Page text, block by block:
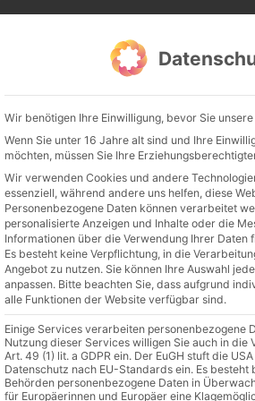
ALTE MESSE GLAUBE KULTUR
Katholizismus Franziskus 50 Jahre
Wir benötigen Ihre Einwilligung, bevor Sie
Wenn Sie unter 16 Jahre alt sind und Ihre
möchten, müssen Sie Ihre
Wir verwenden Cookies und andere
essenziell, während andere uns helfen, diese
Personenbezogene Daten können verarbeitet
personalisierte Anzeigen und Inhalte oder die
Informationen über die Verwendung Ihrer Daten
Es besteht keine Verpflichtung, in die
Angebot zu nutzen. Sie können Ihre Auswahl
anpassen. Bitte beachten Sie, dass aufgrund
alle Funktionen der Website verfügbar sind.
Einige Services verarbeiten personenbezogene
Nutzung dieser Services willigen Sie auch in die
Art. 49 (1) lit. a GDPR ein. Der EuGH stuft die
Datenschutz nach EU-Standards ein. Es besteht
Behörden personenbezogene Daten in
für Europäerinnen und Europäer eine